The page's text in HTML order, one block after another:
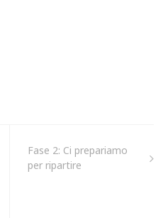
Fase 2: Ci prepariamo
per ripartire